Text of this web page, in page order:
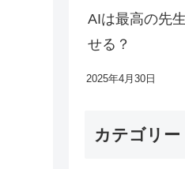
AIは最高の先
せる？
2025年4月30日
カテゴリー